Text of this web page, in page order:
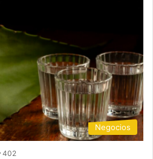
Negocios
402